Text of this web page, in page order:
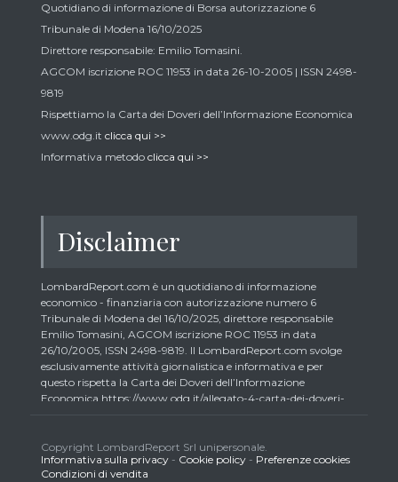
Quotidiano di informazione di Borsa autorizzazione 6
Tribunale di Modena 16/10/2025
Direttore responsabile: Emilio Tomasini.
AGCOM iscrizione ROC 11953 in data 26-10-2005 | ISSN 2498-
9819
Rispettiamo la Carta dei Doveri dell’Informazione Economica
www.odg.it clicca qui >>
Informativa metodo clicca qui >>
Disclaimer
LombardReport.com è un quotidiano di informazione
economico - finanziaria con autorizzazione numero 6
Tribunale di Modena del 16/10/2025, direttore responsabile
Emilio Tomasini, AGCOM iscrizione ROC 11953 in data
26/10/2005, ISSN 2498-9819. Il LombardReport.com svolge
esclusivamente attività giornalistica e informativa e per
questo rispetta la Carta dei Doveri dell’Informazione
Economica https://www.odg.it/allegato-4-carta-dei-doveri-
essere consapevoli che i collaboratori di LombardReport.com
iscritti all’Ordine dei Giornalisti non possono detenere i titoli
oggetto dei loro articoli mentre i collaboratori non giornalisti
Copyright LombardReport Srl unipersonale.
Informativa sulla privacy - Cookie policy - Preferenze cookies
Condizioni di vendita